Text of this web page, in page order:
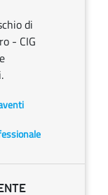
di
- CIG